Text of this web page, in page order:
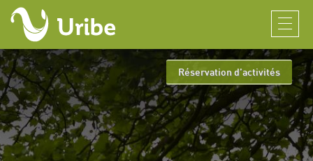
Réservation d’activités